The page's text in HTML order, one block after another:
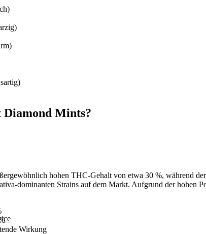
Mints?
hohen THC-Gehalt von etwa 30 %, während der
dominanten Strains auf dem Markt. Aufgrund der hohen
Wirkung